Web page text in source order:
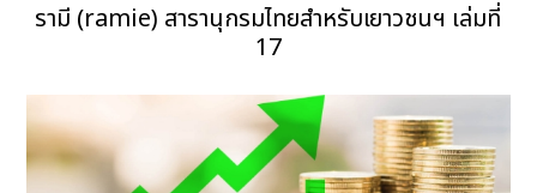
รามี (ramie) สารานุกรมไทยสำหรับเยาวชนฯ เล่มที่
17